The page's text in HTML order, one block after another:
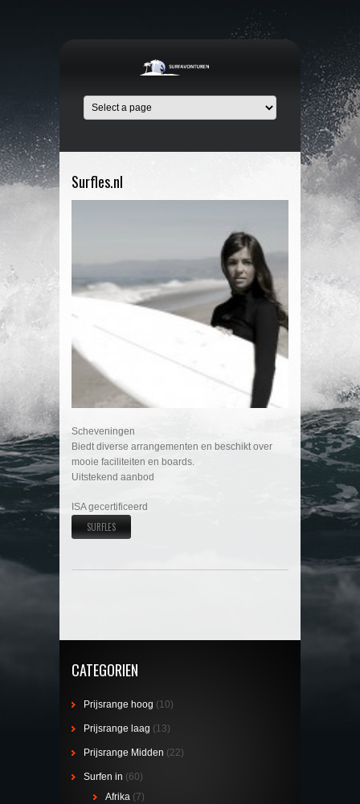
Surfles.nl
Scheveningen
Biedt diverse arrangementen en beschikt over
mooie faciliteiten en boards.
Uitstekend aanbod
ISA gecertificeerd
SURFLES
CATEGORIEN
Prijsrange hoog (10)
Prijsrange laag (13)
Prijsrange Midden (22)
Surfen in (60)
Afrika (7)